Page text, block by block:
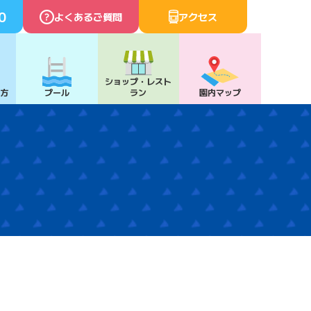
よくあるご質問 アクセス
プール
ショップ・ レスト
ラン
園内マップ